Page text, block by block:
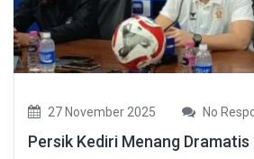
27 November 2025 No
Persik Kediri Menang